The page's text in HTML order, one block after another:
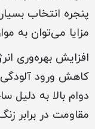
پنجره انتخاب
مزایا می‌توان به
افزایش بهره‌وری
کاهش ورود
دوام بالا به دلیل
مقاومت در برابر